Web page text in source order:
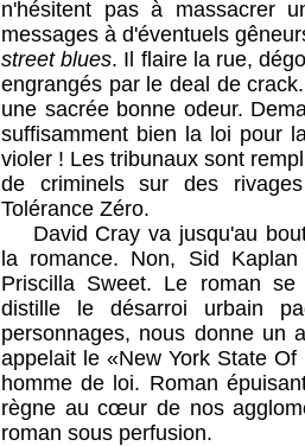
n'hésitent pas à massacrer
messages à d'éventuels
street blues. Il flaire la rue,
engrangés par le deal de
une sacrée bonne odeur.
suffisamment bien la loi pour
violer ! Les tribunaux sont
de criminels sur des
Tolérance Zéro.
David Cray va jusqu'au
la romance. Non, Sid
Priscilla Sweet. Le roman
distille le désarroi urbain
personnages, nous donne un
appelait le «New York State
homme de loi. Roman
règne au cœur de nos
roman sous perfusion.